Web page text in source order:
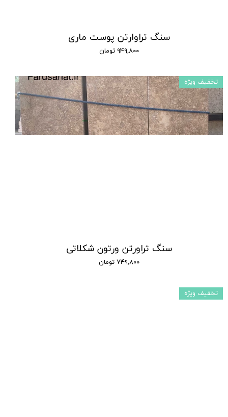
سنگ تراوارتن پوست ماری
۹۴۹,۸۰۰ تومان
سنگ تراورتن ورتون شکلاتی
۷۴۹,۸۰۰ تومان
تخفیف ویژه
تخفیف ویژه